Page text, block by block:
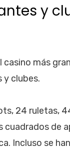
y
casino más
y clubes.
24 ruletas,
cuadrados de
Incluso se